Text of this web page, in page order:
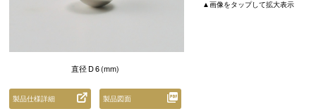
▲画像をタップして拡大表示
直径D6(mm)
製品仕様詳細 製品図面